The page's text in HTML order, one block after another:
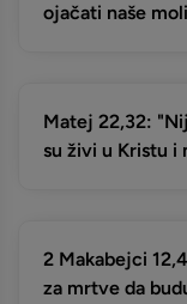
ojačati naše
Matej 22,32:
su živi u Kristu i
2 Makabejci
za mrtve da